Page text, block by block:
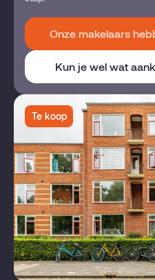
Onze makelaars
Kun je wel wat
Te koop